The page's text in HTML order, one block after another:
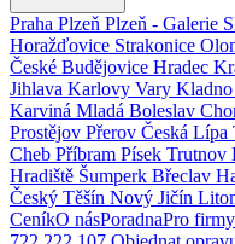
Praha Plzeň Plzeň - Galerie
Horažďovice Strakonice
České Budějovice Hradec
Jihlava Karlovy Vary Kladno
Karviná Mladá Boleslav
Prostějov Přerov Česká Lípa
Cheb Příbram Písek Trutnov
Hradiště Šumperk Břeclav
Český Těšín Nový Jičín
CeníkO násPoradnaPro firmy